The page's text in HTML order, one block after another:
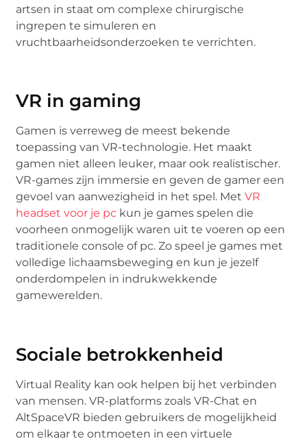
artsen in staat om complexe chirurgische
ingrepen te simuleren en
vruchtbaarheidsonderzoeken te verrichten.
VR in gaming
Gamen is verreweg de meest bekende
toepassing van VR-technologie. Het maakt
gamen niet alleen leuker, maar ook realistischer.
VR-games zijn immersie en geven de gamer een
gevoel van aanwezigheid in het spel. MetVR
headset voor je pc kun je games spelen die
voorheen onmogelijk waren uit te voeren op een
traditionele console of pc. Zo speel je games met
volledige lichaamsbeweging en kun je jezelf
onderdompelen in indrukwekkende
gamewerelden.
Sociale betrokkenheid
Virtual Reality kan ook helpen bij het verbinden
van mensen. VR-platforms zoals VR-Chat en
AltSpaceVR bieden gebruikers de mogelijkheid
om elkaar te ontmoeten in een virtuele